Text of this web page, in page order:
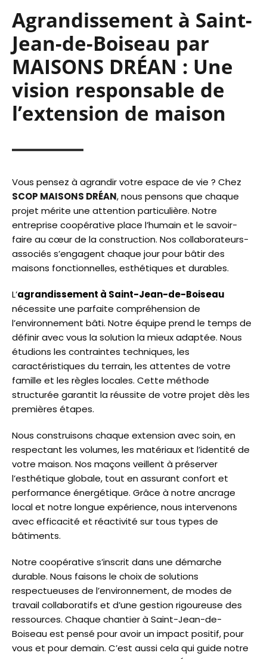
Agrandissement à Saint-
Jean-de-Boiseau par
MAISONS DRÉAN : Une
vision responsable de
l’extension de maison
Vous pensez à agrandir votre espace de vie ? Chez
SCOP MAISONS DRÉAN, nous pensons que chaque
projet mérite une attention particulière. Notre
entreprise coopérative place l’humain et le savoir-
faire au cœur de la construction. Nos collaborateurs-
associés s’engagent chaque jour pour bâtir des
maisons fonctionnelles, esthétiques et durables.
L’agrandissement à Saint-Jean-de-Boiseau
nécessite une parfaite compréhension de
l’environnement bâti. Notre équipe prend le temps de
définir avec vous la solution la mieux adaptée. Nous
étudions les contraintes techniques, les
caractéristiques du terrain, les attentes de votre
famille et les règles locales. Cette méthode
structurée garantit la réussite de votre projet dès les
premières étapes.
Nous construisons chaque extension avec soin, en
respectant les volumes, les matériaux et l’identité de
votre maison. Nos maçons veillent à préserver
l’esthétique globale, tout en assurant confort et
performance énergétique. Grâce à notre ancrage
local et notre longue expérience, nous intervenons
avec efficacité et réactivité sur tous types de
bâtiments.
Notre coopérative s’inscrit dans une démarche
durable. Nous faisons le choix de solutions
respectueuses de l’environnement, de modes de
travail collaboratifs et d’une gestion rigoureuse des
ressources. Chaque chantier à Saint-Jean-de-
Boiseau est pensé pour avoir un impact positif, pour
vous et pour demain. C’est aussi cela qui guide notre